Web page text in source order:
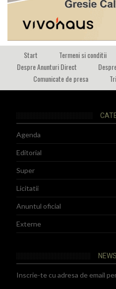
Start Termeni si conditii
Despre Anunturi Direct
Comunicate de presa
Agenda
Editorial
Super
Licitatii
Anuntul oficial
Externe
Inscrie-te cu adresa de email